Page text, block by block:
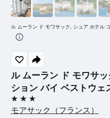
ル ムーラン ド モワサ
ション バイ ベストウェ
3つ星
モアサック​（フランス​）​
ル ムーラン ド モワサック, シュア ホテル